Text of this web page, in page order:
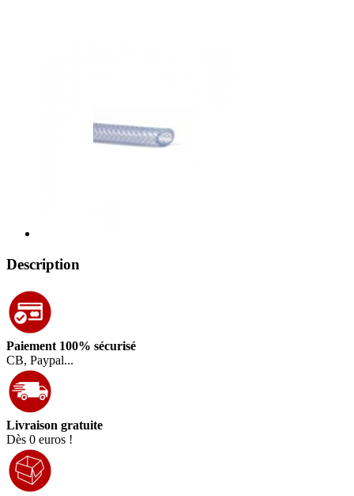
Description
Paiement 100% sécurisé
CB, Paypal...
Livraison gratuite
Dès 0 euros !